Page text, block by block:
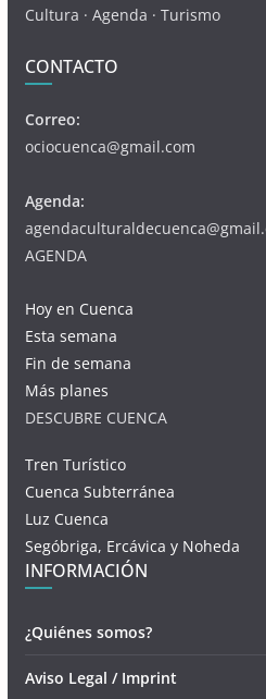
Cultura · Agenda · Turismo
CONTACTO
Correo:
ociocuenca@gmail.com
Agenda:
AGENDA
Hoy en Cuenca
Esta semana
Fin de semana
Más planes
DESCUBRE CUENCA
Tren Turístico
Cuenca Subterránea
Luz Cuenca
Segóbriga, Ercávica y Noheda
INFORMACIÓN
¿Quiénes somos?
Aviso Legal / Imprint